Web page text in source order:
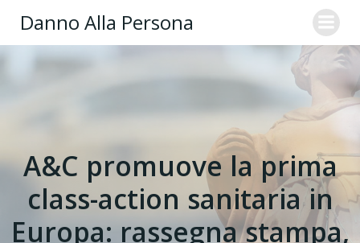
Danno Alla Persona
A&C promuove la prima
class-action sanitaria in
Europa: rassegna stampa,